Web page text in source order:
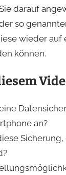
darauf
so
wieder auf
können.
an?